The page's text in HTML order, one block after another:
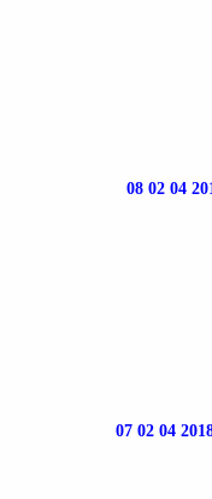
08 02 04
07 02 04